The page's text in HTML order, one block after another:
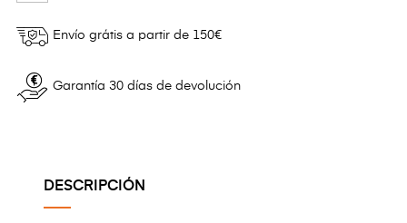
Envío grátis a partir de 150€
Garantía 30 días de devolución
DESCRIPCIÓN